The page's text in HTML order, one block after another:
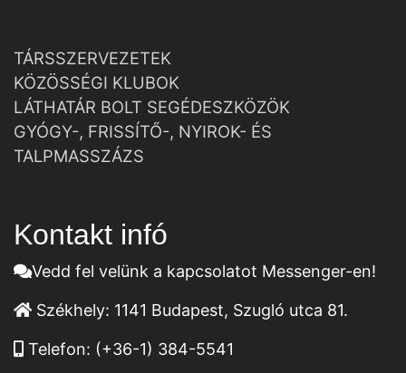
TÁRSSZERVEZETEK
KÖZÖSSÉGI KLUBOK
LÁTHATÁR BOLT SEGÉDESZKÖZÖK
GYÓGY-, FRISSÍTŐ-, NYIROK- ÉS
TALPMASSZÁZS
Kontakt infó
Vedd fel velünk a kapcsolatot Messenger-en!
Székhely: 1141 Budapest, Szugló utca 81.
Telefon: (+36-1) 384-5541